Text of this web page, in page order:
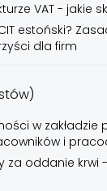
VAT - jakie
estoński?
dla firm
w zakładzie
i
za oddanie krwi